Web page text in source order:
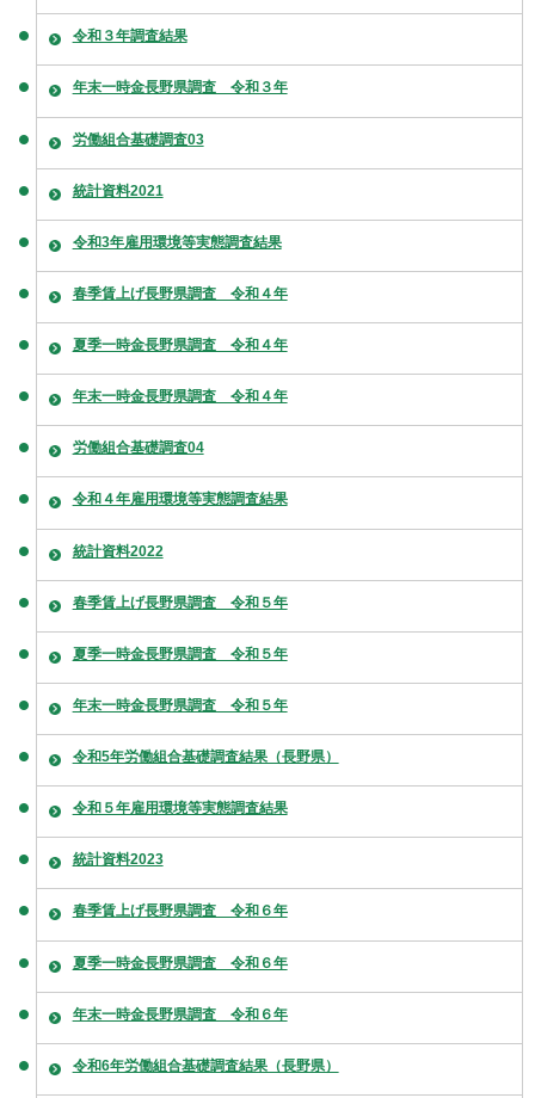
令和３年調査結果
年末一時金長野県調査 令和３年
労働組合基礎調査03
統計資料2021
令和3年雇用環境等実態調査結果
春季賃上げ長野県調査 令和４年
夏季一時金長野県調査 令和４年
年末一時金長野県調査 令和４年
労働組合基礎調査04
令和４年雇用環境等実態調査結果
統計資料2022
春季賃上げ長野県調査 令和５年
夏季一時金長野県調査 令和５年
年末一時金長野県調査 令和５年
令和5年労働組合基礎調査結果（長野県）
令和５年雇用環境等実態調査結果
統計資料2023
春季賃上げ長野県調査 令和６年
夏季一時金長野県調査 令和６年
年末一時金長野県調査 令和６年
令和6年労働組合基礎調査結果（長野県）